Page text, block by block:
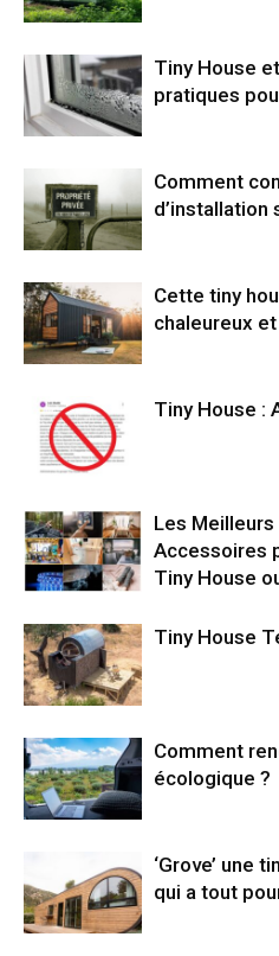
Tiny House
pratiques
Comment
d’installation
Cette tiny
chaleureux
Tiny House :
Les
Accessoires
Tiny House
Tiny House
Comment
écologique ?
‘Grove’ une
qui a tout